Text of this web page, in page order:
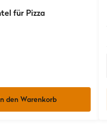
für Pizza
den Warenkorb